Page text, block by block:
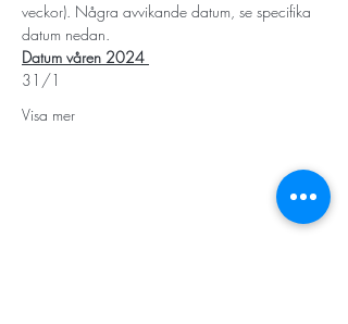
veckor). Några avvikande datum, se specifika
datum nedan.
Datum våren 2024
31/1
Visa mer